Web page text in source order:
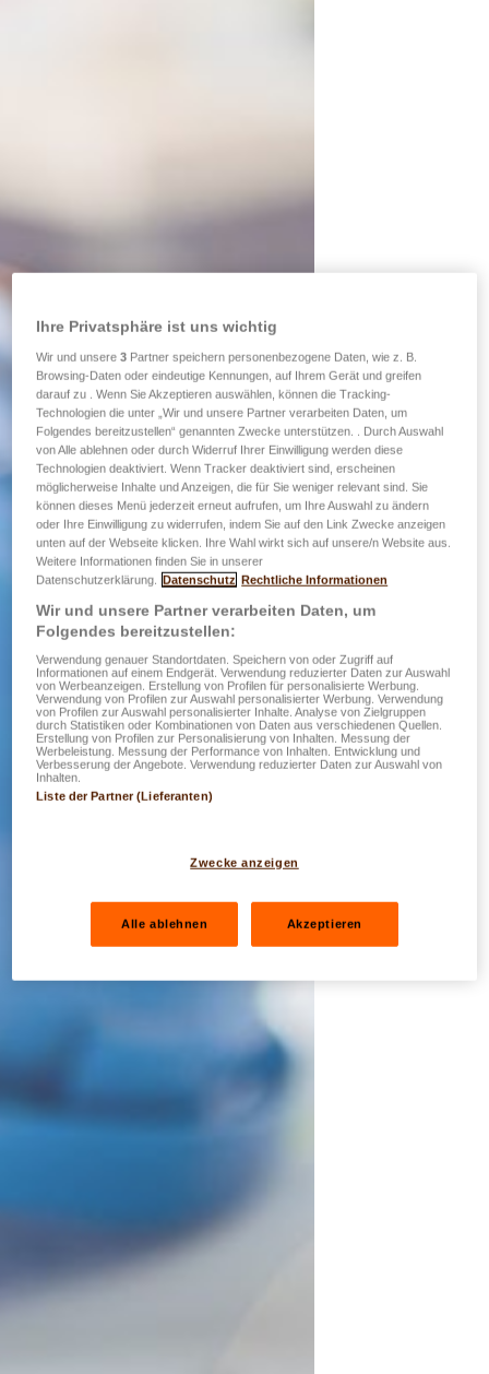
Ihre Privatsphäre ist uns wichtig
Wir und unsere3 Partner speichern personenbezogene Daten, wie z. B.
Browsing-Daten oder eindeutige Kennungen, auf Ihrem Gerät und greifen
darauf zu . Wenn Sie Akzeptieren auswählen, können die Tracking-
Technologien die unter „Wir und unsere Partner verarbeiten Daten, um
Folgendes bereitzustellen“ genannten Zwecke unterstützen. . Durch Auswahl
von Alle ablehnen oder durch Widerruf Ihrer Einwilligung werden diese
Technologien deaktiviert. Wenn Tracker deaktiviert sind, erscheinen
möglicherweise Inhalte und Anzeigen, die für Sie weniger relevant sind. Sie
können dieses Menü jederzeit erneut aufrufen, um Ihre Auswahl zu ändern
oder Ihre Einwilligung zu widerrufen, indem Sie auf den Link Zwecke anzeigen
unten auf der Webseite klicken. Ihre Wahl wirkt sich auf unsere/n Website aus.
Weitere Informationen finden Sie in unserer
Datenschutzerklärung. Datenschutz Rechtliche Informationen
Wir und unsere Partner verarbeiten Daten, um
Folgendes bereitzustellen:
Verwendung genauer Standortdaten. Speichern von oder Zugriff auf
Informationen auf einem Endgerät. Verwendung reduzierter Daten zur Auswahl
von Werbeanzeigen. Erstellung von Profilen für personalisierte Werbung.
Verwendung von Profilen zur Auswahl personalisierter Werbung. Verwendung
von Profilen zur Auswahl personalisierter Inhalte. Analyse von Zielgruppen
durch Statistiken oder Kombinationen von Daten aus verschiedenen Quellen.
Erstellung von Profilen zur Personalisierung von Inhalten. Messung der
Werbeleistung. Messung der Performance von Inhalten. Entwicklung und
Verbesserung der Angebote. Verwendung reduzierter Daten zur Auswahl von
Inhalten.
Liste der Partner (Lieferanten)
Zwecke anzeigen
Alle ablehnen Akzeptieren